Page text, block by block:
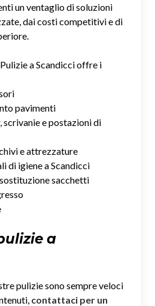
un ventaglio di soluzioni
dai costi competitivi e di
a Scandicci offre i
pavimenti
scrivanie e postazioni di
e attrezzature
di igiene a Scandicci
sacchetti
a
pulizie sono sempre veloci
contattaci per un